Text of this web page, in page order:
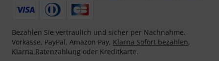
Bezahlen Sie vertraulich und sicher per Nachnahme,
Vorkasse, PayPal, Amazon Pay, Klarna Sofort bezahlen,
Klarna Ratenzahlung oder Kreditkarte.